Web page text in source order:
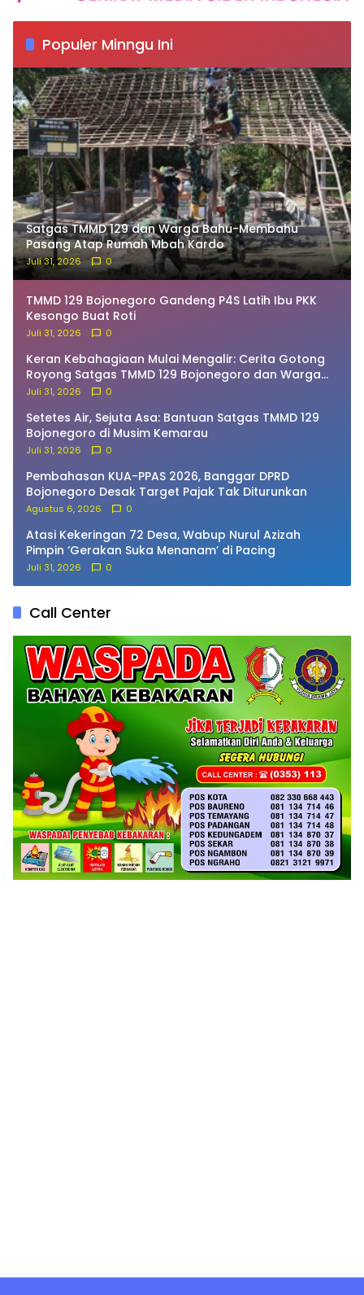
Populer Minngu Ini
Satgas TMMD 129 dan Warga Bahu-Membahu
Pasang Atap Rumah Mbah Kardo
Juli 31, 2026 0
TMMD 129 Bojonegoro Gandeng P4S Latih Ibu PKK
Kesongo Buat Roti
Juli 31, 2026 0
Keran Kebahagiaan Mulai Mengalir: Cerita Gotong
Royong Satgas TMMD 129 Bojonegoro dan Warga
Bekatul
Juli 31, 2026 0
Setetes Air, Sejuta Asa: Bantuan Satgas TMMD 129
Bojonegoro di Musim Kemarau
Juli 31, 2026 0
Pembahasan KUA-PPAS 2026, Banggar DPRD
Bojonegoro Desak Target Pajak Tak Diturunkan
Agustus 6, 2026 0
Atasi Kekeringan 72 Desa, Wabup Nurul Azizah
Pimpin ‘Gerakan Suka Menanam’ di Pacing
Juli 31, 2026 0
Call Center